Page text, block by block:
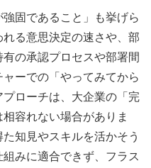
固であること」も挙げら
る意思決定の速さや、部
の承認プロセスや部署間
ーでの「やってみてから
ローチは、大企業の「完
容れない場合がありま
知見やスキルを活かそう
みに適合できず、フラス